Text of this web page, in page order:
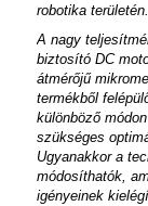
robotika területén.
A nagy
biztosító DC
átmérőjű
termékből
különböző
szükséges
Ugyanakkor a
módosíthatók,
igényeinek